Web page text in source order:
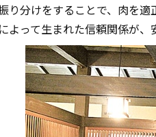
り分けをすることで、肉を
よって生まれた信頼関係が、